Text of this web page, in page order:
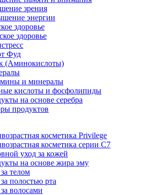
зрения
энергии
здоровье
здоровье
Фуд
(Аминокислоты)
и минералы
кислоты и фосфолипиды
на основе серебра
продуктов
косметика Privilege
косметика серии C7
уход за кожей
на основе жира эму
телом
полостью рта
волосами